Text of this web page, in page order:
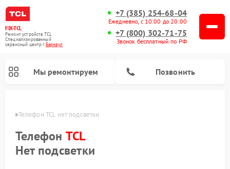
FIX-TCL
Ремонт устройств TCL
Специализированный
cервисный центр г.Барнаул
+7 (385) 254-68-04
Ежедневно, с 10:00 до 20:00
+7 (800) 302-71-75
Звонок бесплатный по РФ
Мы ремонтируем Позвонить
Телефон TCL нет подсветки
Телефон TCL
Нет подсветки